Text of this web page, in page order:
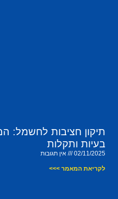
תיקון חציבות לחשמל:
בעיות ותקלות
02/11/2025 אין תגובות
לקריאת המאמר >>>